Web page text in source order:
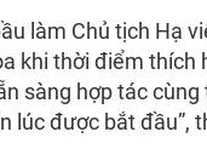
làm Chủ tịch Hạ
khi thời điểm
sàng hợp tác
được bắt đầu”,